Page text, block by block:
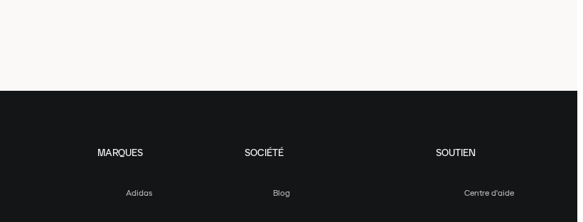
MARQUES
Adidas
SOCIÉTÉ
Blog
SOUTIEN
Centre d'aide